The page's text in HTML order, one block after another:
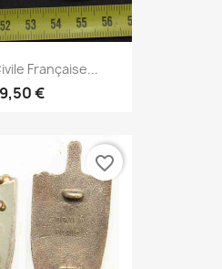
Française...
€
favorite_border